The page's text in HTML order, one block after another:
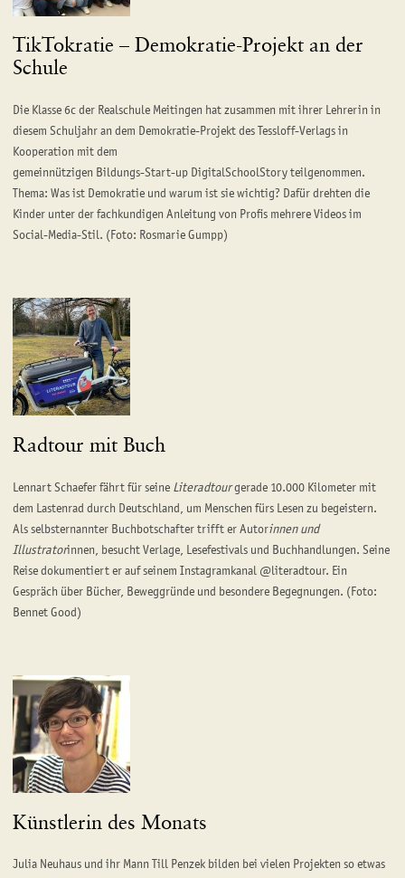
TikTokratie – Demokratie-Projekt an der
Schule
Die Klasse 6c der Realschule Meitingen hat zusammen mit ihrer Lehrerin in
diesem Schuljahr an dem Demokratie-Projekt des Tessloff-Verlags in
Kooperation mit dem
gemeinnützigen Bildungs-Start-up DigitalSchoolStory teilgenommen.
Thema: Was ist Demokratie und warum ist sie wichtig? Dafür drehten die
Kinder unter der fachkundigen Anleitung von Profis mehrere Videos im
Social-Media-Stil. (Foto: Rosmarie Gumpp)
Radtour mit Buch
Lennart Schaefer fährt für seine Literadtourgerade 10.000 Kilometer mit
dem Lastenrad durch Deutschland, um Menschen fürs Lesen zu begeistern.
Als selbsternannter Buchbotschafter trifft er Autorinnen und
Illustratorinnen, besucht Verlage, Lesefestivals und Buchhandlungen. Seine
Reise dokumentiert er auf seinem Instagramkanal @literadtour. Ein
Gespräch über Bücher, Beweggründe und besondere Begegnungen. (Foto:
Bennet Good)
Künstlerin des Monats
Julia Neuhaus und ihr Mann Till Penzek bilden bei vielen Projekten so etwas